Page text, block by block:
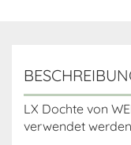
LX Dochte von
verwendet